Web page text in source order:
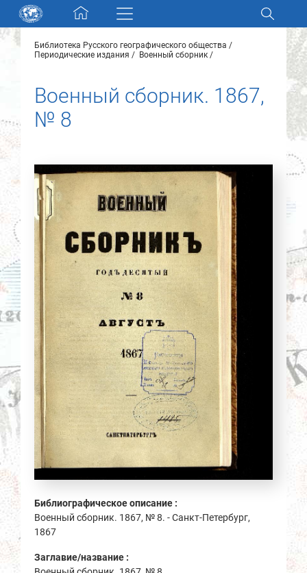
Skip navigation
Разделы и коллекции
Электронный каталог
Новости
О нас
Контакты
Партнеры
Найти
Библиотека Русского географического общества
Периодические издания
Военный сборник
Военный сборник. 1867,
№ 8
Библиографическое описание :
Военный сборник. 1867, № 8. - Санкт-Петербург,
1867
Заглавие/название :